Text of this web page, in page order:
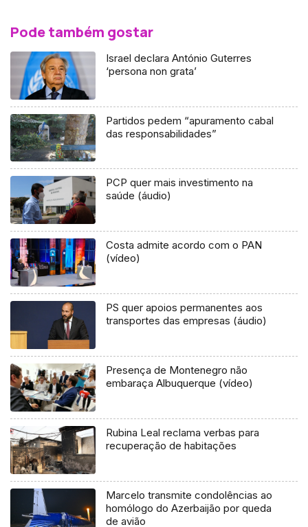
Pode também gostar
Israel declara António Guterres
‘persona non grata’
Partidos pedem “apuramento cabal
das responsabilidades”
PCP quer mais investimento na
saúde (áudio)
Costa admite acordo com o PAN
(vídeo)
PS quer apoios permanentes aos
transportes das empresas (áudio)
Presença de Montenegro não
embaraça Albuquerque (vídeo)
Rubina Leal reclama verbas para
recuperação de habitações
Marcelo transmite condolências ao
homólogo do Azerbaijão por queda
de avião